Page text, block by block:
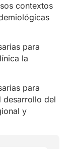
contextos
para
la
para
desarrollo del
y